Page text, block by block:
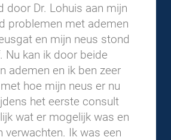
door Dr. Lohuis aan mijn
problemen met ademen
en mijn neus stond
Nu kan ik door beide
ademen en ik ben zeer
hoe mijn neus er nu
het eerste consult
wat er mogelijk was en
verwachten. Ik was een